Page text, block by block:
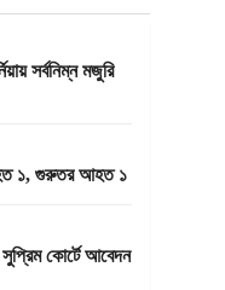
সর্বনিম্ন মজুরি
১, গুরুতর আহত ১
কোর্টে আবেদন